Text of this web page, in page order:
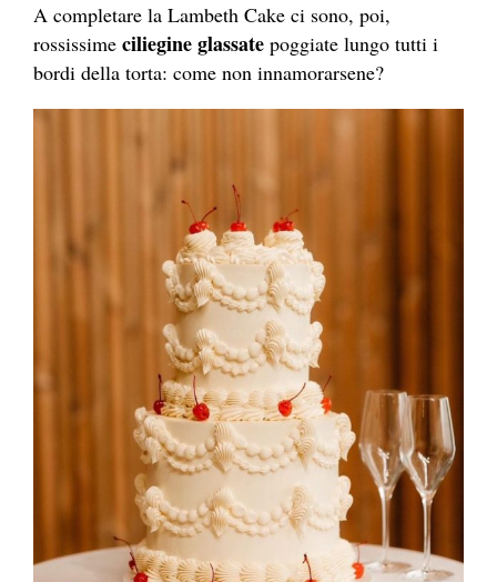
A completare la Lambeth Cake ci sono, poi,
rossissime ciliegine glassate poggiate lungo tutti i
bordi della torta: come non innamorarsene?